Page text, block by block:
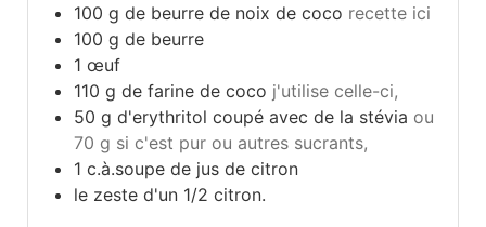
100 g de beurre de noix de coco recette ici
100 g de beurre
1 œuf
110 g de farine de coco j'utilise celle-ci,
50 g d'erythritol coupé avec de la stévia ou
70 g si c'est pur ou autres sucrants,
1 c.à.soupe de jus de citron
le zeste d'un 1/2 citron.